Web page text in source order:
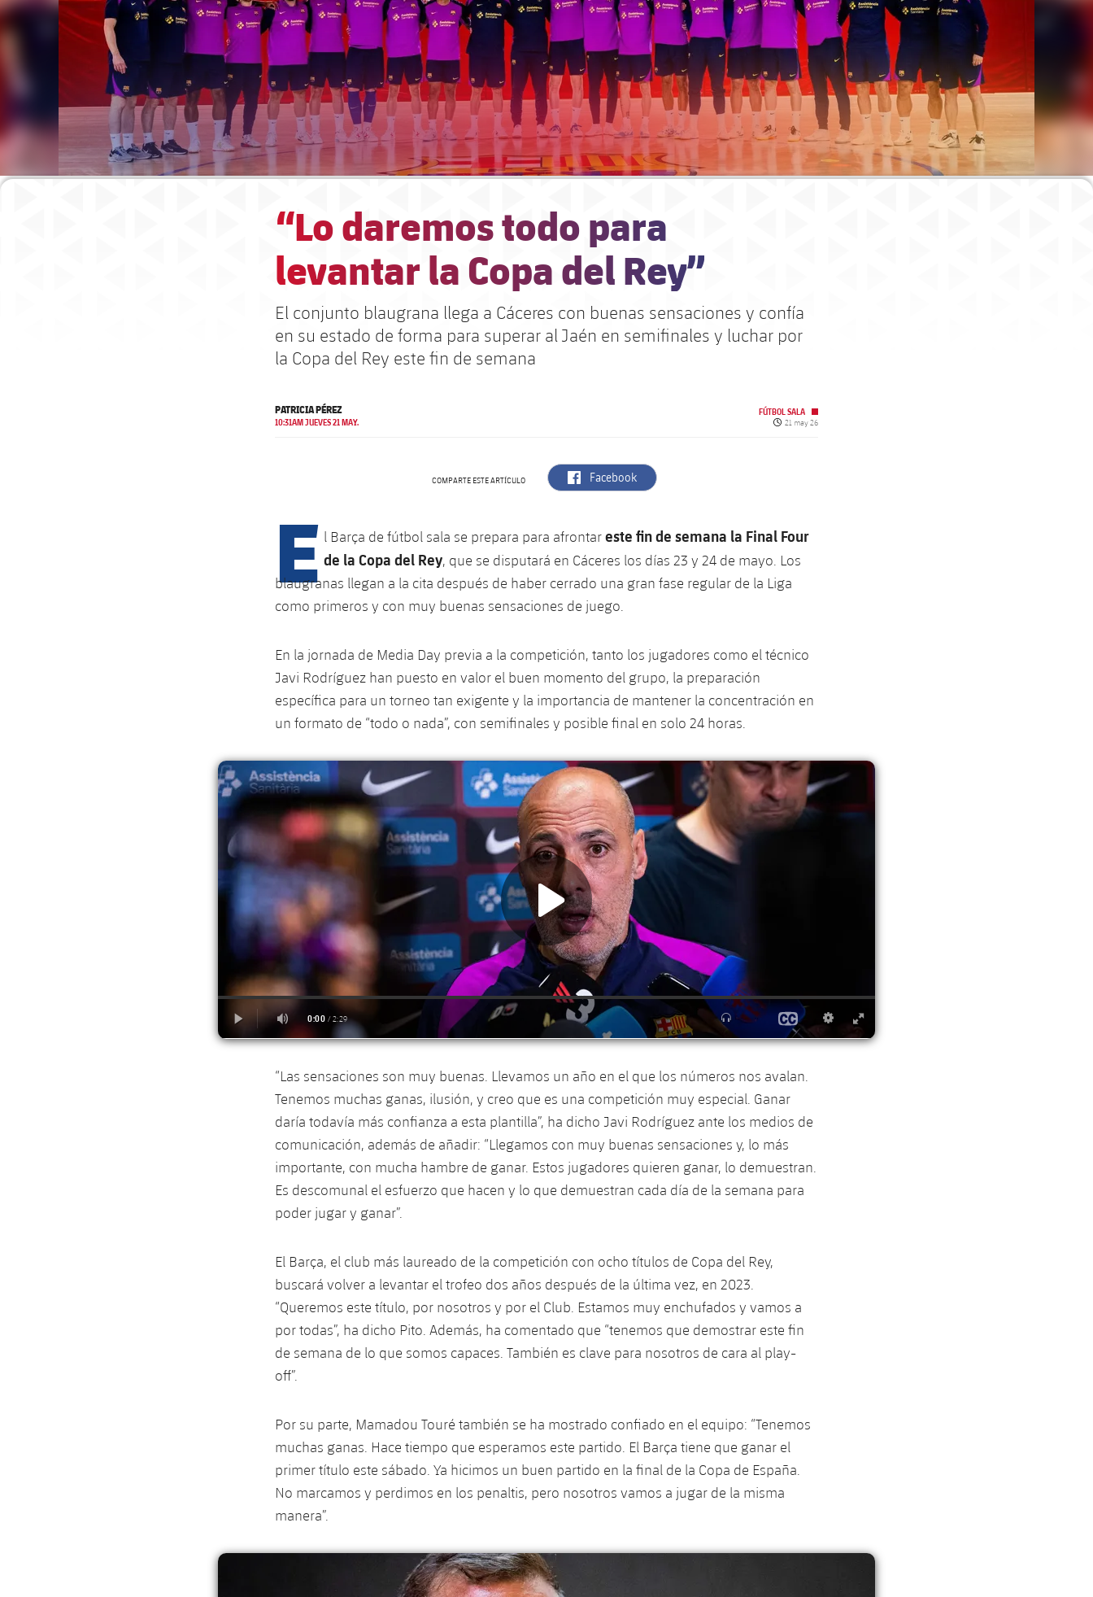
“Lo daremos todo para
levantar la Copa del Rey”
El conjunto blaugrana llega a Cáceres con buenas sensaciones y confía
en su estado de forma para superar al Jaén en semifinales y luchar por
la Copa del Rey este fin de semana
PATRICIA PÉREZ
10:31AM JUEVES 21 MAY.
FÚTBOL SALA
Fecha de publicación
21 may 26
COMPARTE ESTE ARTÍCULO label.aria.facebook
Facebook
E l Barça de fútbol sala se prepara para afrontareste fin de semana la Final Four
de la Copa del Rey, que se disputará en Cáceres los días 23 y 24 de mayo. Los
blaugranas llegan a la cita después de haber cerrado una gran fase regular de la Liga
como primeros y con muy buenas sensaciones de juego.
En la jornada de Media Day previa a la competición, tanto los jugadores como el técnico
Javi Rodríguez han puesto en valor el buen momento del grupo, la preparación
específica para un torneo tan exigente y la importancia de mantener la concentración en
un formato de “todo o nada”, con semifinales y posible final en solo 24 horas.
“Las sensaciones son muy buenas. Llevamos un año en el que los números nos avalan.
Tenemos muchas ganas, ilusión, y creo que es una competición muy especial. Ganar
daría todavía más confianza a esta plantilla”, ha dicho Javi Rodríguez ante los medios de
comunicación, además de añadir: “Llegamos con muy buenas sensaciones y, lo más
importante, con mucha hambre de ganar. Estos jugadores quieren ganar, lo demuestran.
Es descomunal el esfuerzo que hacen y lo que demuestran cada día de la semana para
poder jugar y ganar”.
El Barça, el club más laureado de la competición con ocho títulos de Copa del Rey,
buscará volver a levantar el trofeo dos años después de la última vez, en 2023.
“Queremos este título, por nosotros y por el Club. Estamos muy enchufados y vamos a
por todas”, ha dicho Pito. Además, ha comentado que “tenemos que demostrar este fin
de semana de lo que somos capaces. También es clave para nosotros de cara al play-
off”.
Por su parte, Mamadou Touré también se ha mostrado confiado en el equipo: “Tenemos
muchas ganas. Hace tiempo que esperamos este partido. El Barça tiene que ganar el
primer título este sábado. Ya hicimos un buen partido en la final de la Copa de España.
No marcamos y perdimos en los penaltis, pero nosotros vamos a jugar de la misma
manera”.